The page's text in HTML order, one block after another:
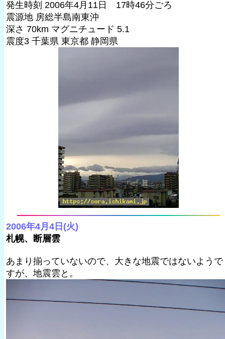
発生時刻 2006年4月11日 17時46分ごろ
震源地 房総半島南東沖
深さ 70km マグニチュード 5.1
震度3 千葉県 東京都 静岡県
2006年4月4日(火)
札幌、断層雲
あまり揃っていないので、大きな地震ではないようで
すが、地震雲と。